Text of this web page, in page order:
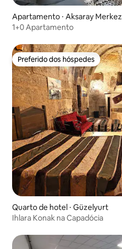
Apartamento ⋅ Aksaray Merkez
1+0 Apartamento
Preferido dos hóspedes
Preferido dos hóspedes
Quarto de hotel ⋅ Güzelyurt
Ihlara Konak na Capadócia